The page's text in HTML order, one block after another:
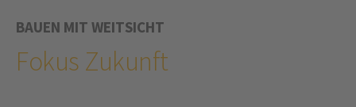
BAUEN MIT WEITSICHT
Fokus Zukunft